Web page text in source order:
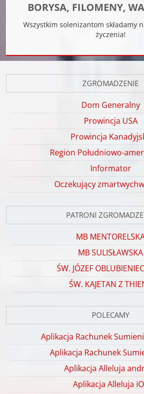
BORYSA, FILOMENY,
Wszystkim solenizantom składamy
życzenia!
ZGROMADZENIE
Dom Generalny
Prowincja USA
Prowincja
Region Południowo-
Informator
Oczekujący
PATRONI
MB
MB SULISŁAWSKA
ŚW. JÓZEF
ŚW. KAJETAN Z
POLECAMY
Aplikacja Rachunek
Aplikacja Rachunek
Aplikacja Alleluja
Aplikacja Alleluja